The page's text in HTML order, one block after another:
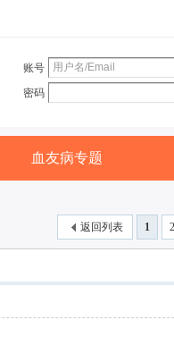
账号
密码
血友病专题
1 2
返回列表